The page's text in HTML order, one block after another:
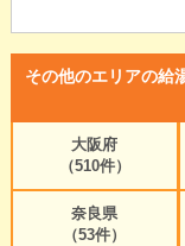
その他のエリアの給
大阪府
（510件）
奈良県
（53件）